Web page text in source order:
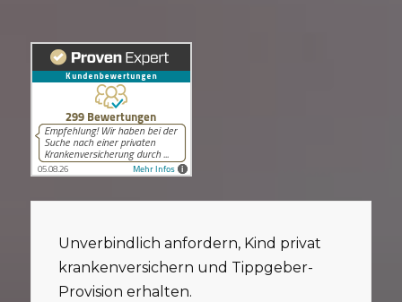
Unverbindlich anfordern, Kind privat
krankenversichern und Tippgeber-
Provision erhalten.